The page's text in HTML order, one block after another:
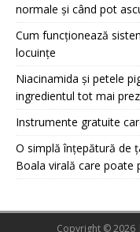
normale și când pot
Cum funcționează
locuințe
Niacinamida și petele
ingredientul tot mai
Instrumente gratuite
O simplă înțepătură de
Boala virală care poate
Copyright © 2026